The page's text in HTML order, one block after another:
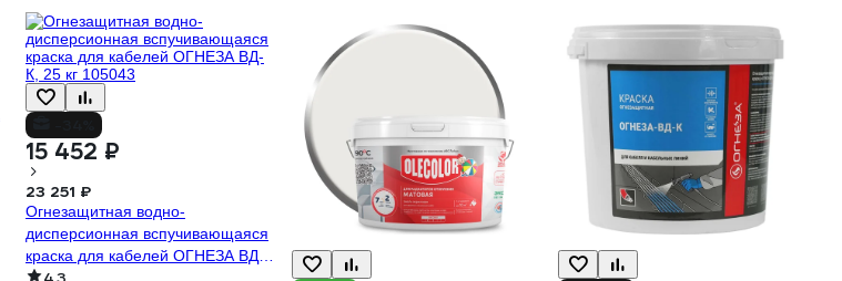
15 452 ₽
23 251 ₽
Огнезащитная водно-
дисперсионная вспучивающаяся
краска для кабелей ОГНЕЗА ВД-